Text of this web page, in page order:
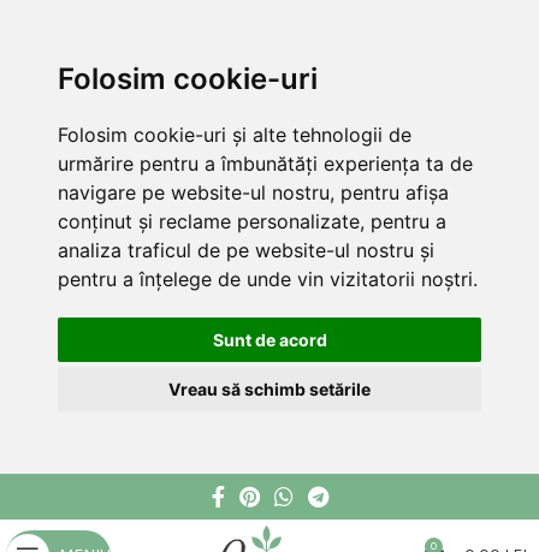
Folosim cookie-uri
Folosim cookie-uri și alte tehnologii de
urmărire pentru a îmbunătăți experiența ta de
navigare pe website-ul nostru, pentru afișa
conținut și reclame personalizate, pentru a
analiza traficul de pe website-ul nostru și
pentru a înțelege de unde vin vizitatorii noștri.
Sunt de acord
Vreau să schimb setările
0